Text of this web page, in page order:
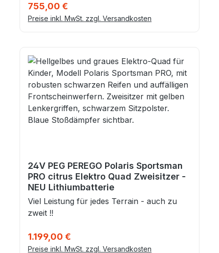
755,00 €
Preise inkl. MwSt. zzgl. Versandkosten
24V PEG PEREGO Polaris Sportsman
PRO citrus Elektro Quad Zweisitzer -
NEU Lithiumbatterie
Viel Leistung für jedes Terrain - auch zu
zweit !!
1.199,00 €
Preise inkl. MwSt. zzgl. Versandkosten